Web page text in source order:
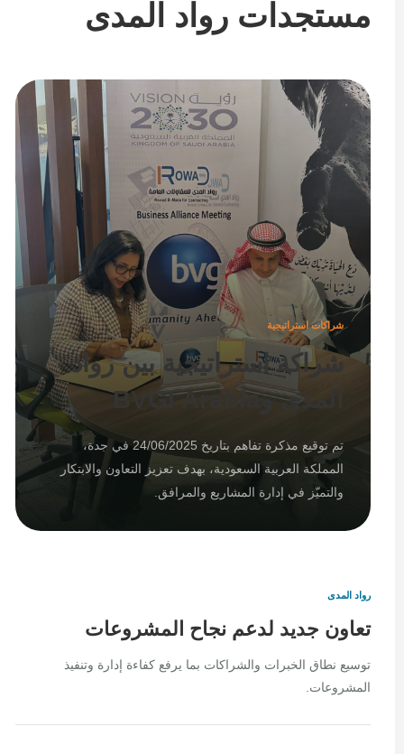
مستجدات رواد المدى
شراكات استراتيجية
شراكة استراتيجية بين رواد
المدى وBVGI Arabia
تم توقيع مذكرة تفاهم بتاريخ 24/06/2025 في جدة،
المملكة العربية السعودية، بهدف تعزيز التعاون والابتكار
والتميّز في إدارة المشاريع والمرافق.
رواد المدى
تعاون جديد لدعم نجاح المشروعات
توسيع نطاق الخبرات والشراكات بما يرفع كفاءة إدارة وتنفيذ
المشروعات.